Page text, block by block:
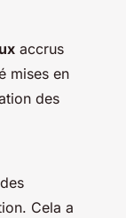
accrus
mises en
des
Cela a